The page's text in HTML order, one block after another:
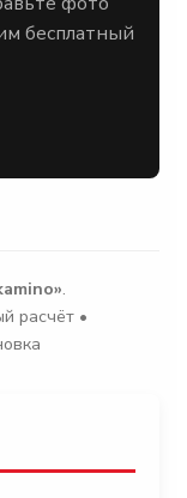
бесплатный
.
расчёт •